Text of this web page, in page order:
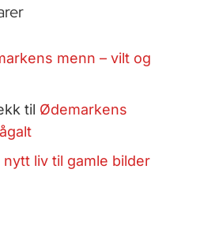
menn – vilt og
til Ødemarkens
nytt liv til gamle bilder